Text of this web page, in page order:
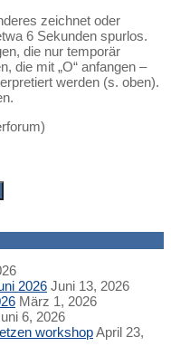
zeichnet oder
6 Sekunden spurlos.
die nur temporär
die mit „O“ anfangen –
werden (s. oben).
2026 Juni 13, 2026
März 1, 2026
6, 2026
workshopApril 23,